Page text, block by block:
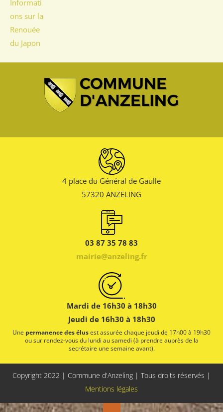
Informati
ons sur la
Renouée
du Japon
4 place du Général de Gaulle
57320 ANZELING
03 87 35 78 83
mairie@anzeling.fr
Mardi de 16h30 à 18h30
Jeudi de 16h30 à 18h30
Une permanence des élusest assurée chaque jeudi de 17h00 à 19h30
ou sur rendez-vous du lundi au samedi (à prendre auprès de la
secrétaire une semaine avant).
Copyright 2022 | Commune d'Anzeling | Tous droits réservés |
Mentions légales